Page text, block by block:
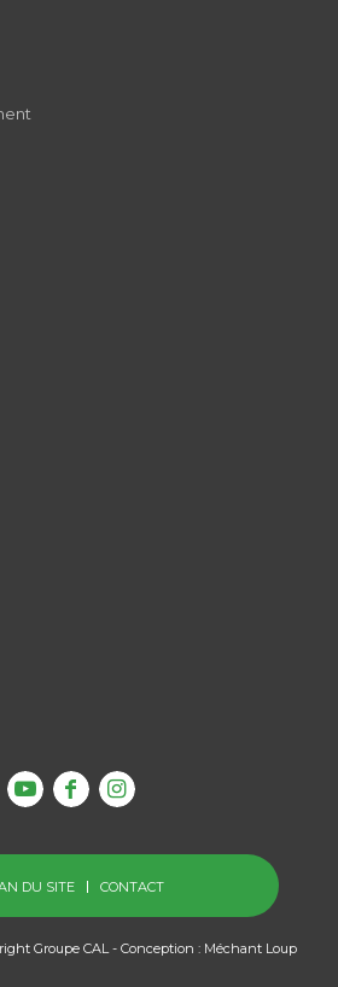
DU SITE CONTACT
Groupe CAL - Conception : Méchant Loup